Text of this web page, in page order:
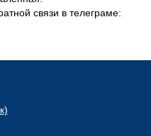
связи в телеграме: